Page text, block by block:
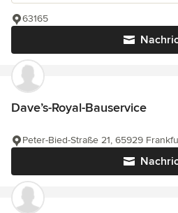
63165
Dave’s-Royal-Bauservice
Peter-Bied-Straße 21, 65929